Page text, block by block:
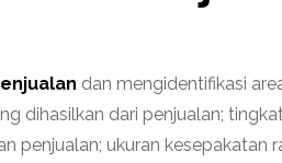
dan mengidentifikasi
dihasilkan dari penjualan;
penjualan; ukuran kesepakatan